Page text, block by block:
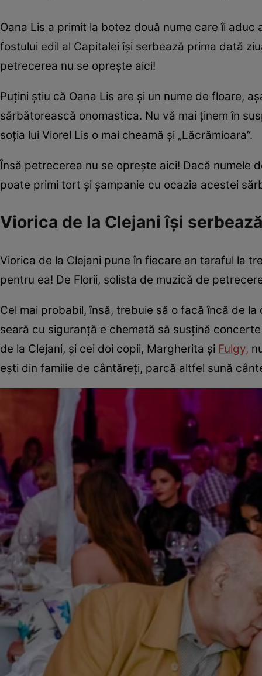
Oana Lis a primit la botez două nume care îi
fostului edil al Capitalei își serbează prima dată
petrecerea nu se oprește aici!
Puțini știu că Oana Lis are și un nume de floare,
sărbătorească onomastica. Nu vă mai ținem în
soția lui Viorel Lis o mai cheamă și „Lăcrămioara”.
Însă petrecerea nu se oprește aici! Dacă numele
poate primi tort și șampanie cu ocazia acestei
Viorica de la Clejani își
Viorica de la Clejani pune în fiecare an taraful la
pentru ea! De Florii, solista de muzică de
Cel mai probabil, însă, trebuie să o facă încă de
seară cu siguranță e chemată să susțină
de la Clejani, și cei doi copii, Margherita și Fulgy,
ești din familie de cântăreți, parcă altfel sună